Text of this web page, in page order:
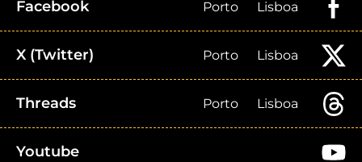
Facebook Porto Lisboa
X (Twitter) Porto Lisboa
Threads Porto Lisboa
Youtube